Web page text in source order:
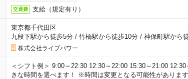
交通費 支給（規定有り）
東京都千代田区
九段下駅から徒歩5分/ 竹橋駅から徒歩10分/ 神保町駅から
株式会社ライブパワー
＜シフト例＞ 9:00～22:30 12:30～22:00 15:30～21:00
きな時間を選べます！ ※時間は変更となる可能性があります